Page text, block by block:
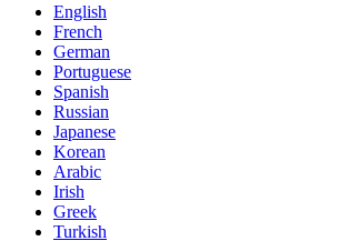
English
French
German
Portuguese
Spanish
Russian
Japanese
Korean
Arabic
Irish
Greek
Turkish